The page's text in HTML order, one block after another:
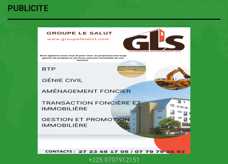
PUBLICITE
+225 0707912151